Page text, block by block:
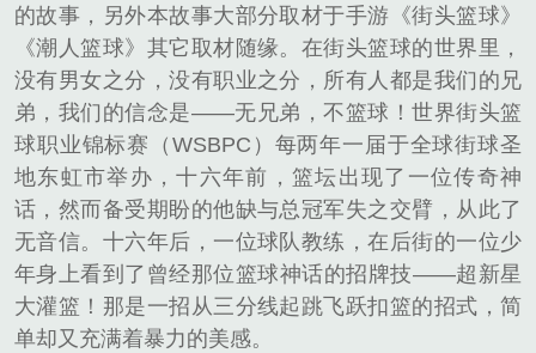
的故事，另外本故事大部分取材于手游《街头篮球》
《潮人篮球》其它取材随缘。在街头篮球的世界里，
没有男女之分，没有职业之分，所有人都是我们的兄
弟，我们的信念是——无兄弟，不篮球！世界街头篮
球职业锦标赛（WSBPC）每两年一届于全球街球圣
地东虹市举办，十六年前，篮坛出现了一位传奇神
话，然而备受期盼的他缺与总冠军失之交臂，从此了
无音信。十六年后，一位球队教练，在后街的一位少
年身上看到了曾经那位篮球神话的招牌技——超新星
大灌篮！那是一招从三分线起跳飞跃扣篮的招式，简
单却又充满着暴力的美感。